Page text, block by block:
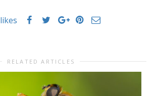
likes
RELATED ARTICLES